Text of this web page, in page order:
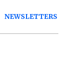
NEWSLETTERS